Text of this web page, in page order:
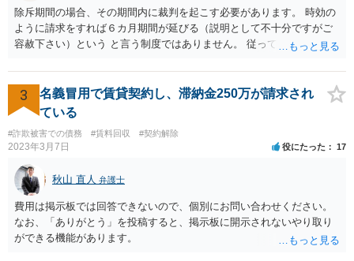
除斥期間の場合、その期間内に裁判を起こす必要があります。 時効の
ように請求をすれば６カ月期間が延びる（説明として不十分ですがご
容赦下さい）という と言う制度ではありません。 従って、理論上は１
3
名義冒用で賃貸契約し、滞納金250万が請求され
ている
#詐欺被害での債務 #賃料回収 #契約解除
2023年3月7日 役にたった 17
秋山 直人 弁護士
費用は掲示板では回答できないので、個別にお問い合わせください。
なお、「ありがとう」を投稿すると、掲示板に開示されないやり取り
ができる機能があります。